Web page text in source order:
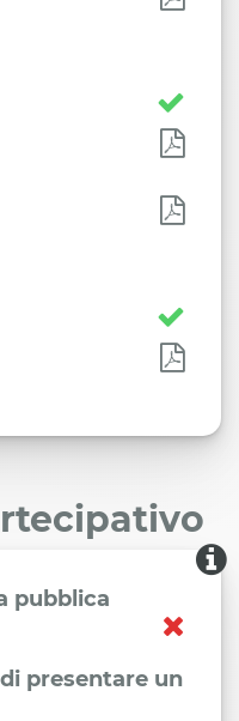
pubblica
presentare un